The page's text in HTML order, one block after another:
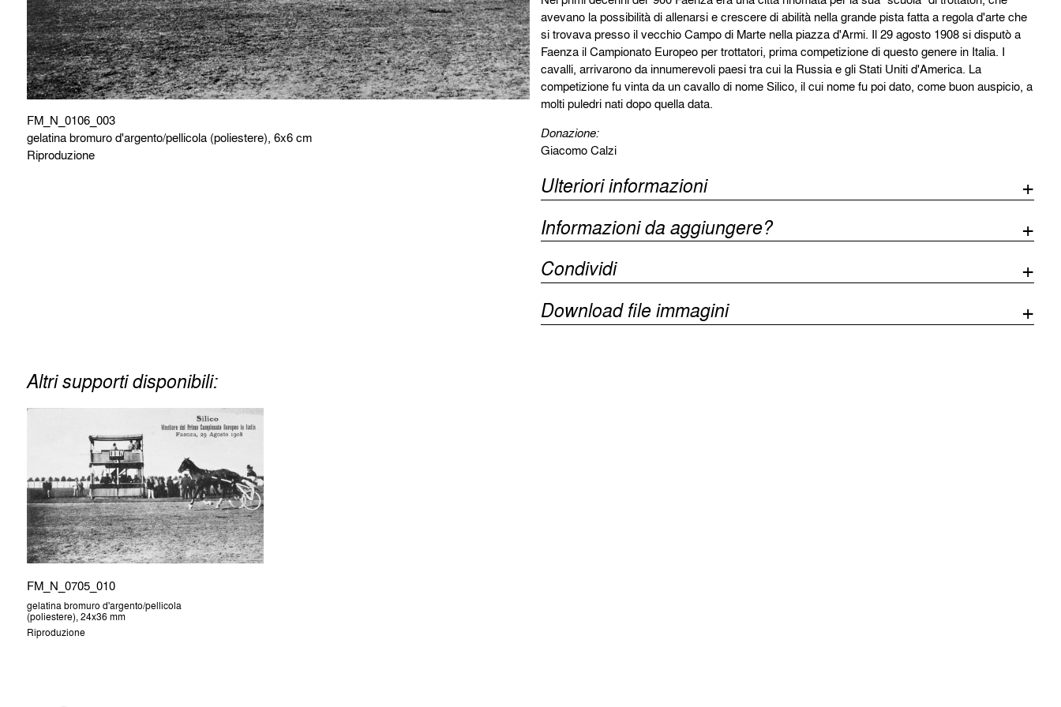
FM_N_0106_003
gelatina bromuro d'argento/pellicola (poliestere), 6x6 cm
Riproduzione
avevano la possibilità di allenarsi e crescere di abilità nella grande pista fatta a regola d'arte che
si trovava presso il vecchio Campo di Marte nella piazza d'Armi. Il 29 agosto 1908 si disputò a
Faenza il Campionato Europeo per trottatori, prima competizione di questo genere in Italia. I
cavalli, arrivarono da innumerevoli paesi tra cui la Russia e gli Stati Uniti d'America. La
competizione fu vinta da un cavallo di nome Silico, il cui nome fu poi dato, come buon auspicio, a
molti puledri nati dopo quella data.
Donazione:
Giacomo Calzi
Ulteriori informazioni
Informazioni da aggiungere?
Condividi
Download file immagini
Altri supporti disponibili:
FM_N_0705_010
gelatina bromuro d'argento/pellicola
(poliestere), 24x36 mm
Riproduzione